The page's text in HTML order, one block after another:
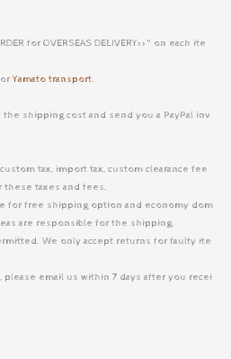
for OVERSEAS DELIVERY>>" on each ite
orYamato transport.
shipping cost and send you a PayPal inv
tax, import tax, custom clearance fee
these taxes and fees.
for free shipping option and economy dom
are responsible for the shipping.
We only accept returns for faulty ite
email us within 7 days after you recei